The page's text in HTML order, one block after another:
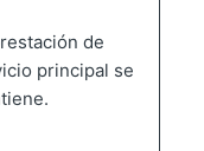
de
principal se